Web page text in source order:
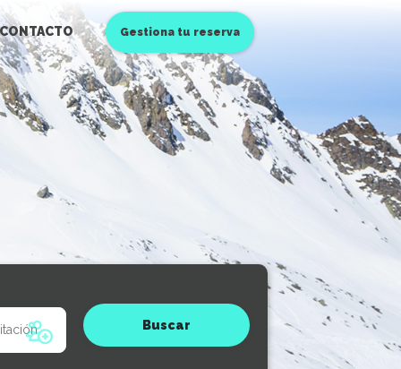
Gestiona tu reserva
Buscar